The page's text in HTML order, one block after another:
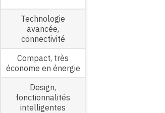
Technologie
avancée,
connectivité
Compact, très
économe en énergie
Design,
fonctionnalités
intelligentes